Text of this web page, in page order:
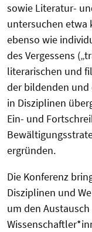
sowie Literatur-
untersuchen etwa
ebenso wie
des Vergessens
literarischen und
der bildenden und
in Disziplinen
Ein- und
ergründen.
Die Konferenz
Disziplinen und
um den